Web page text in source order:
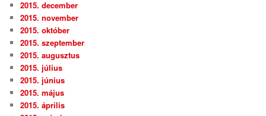
2015. december
2015. november
2015. október
2015. szeptember
2015. augusztus
2015. július
2015. június
2015. május
2015. április